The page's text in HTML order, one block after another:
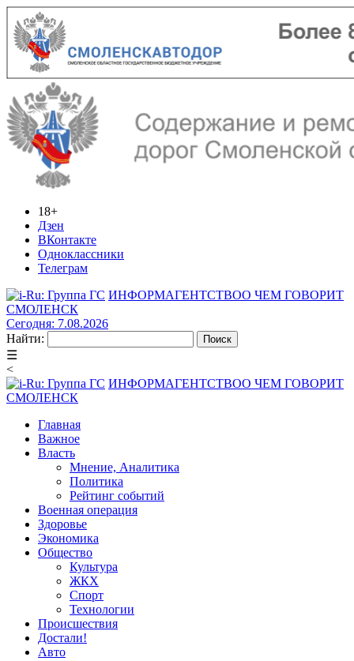
18+
Дзен
ВКонтакте
Одноклассники
Телеграм
ИНФОРМАГЕНТСТВОО ЧЕМ ГОВОРИТ
СМОЛЕНСК
Сегодня: 7.08.2026
Найти:
☰
<
ИНФОРМАГЕНТСТВОО ЧЕМ ГОВОРИТ
СМОЛЕНСК
Главная
Важное
Власть
Мнение, Аналитика
Политика
Рейтинг событий
Военная операция
Здоровье
Экономика
Общество
Культура
ЖКХ
Спорт
Технологии
Происшествия
Достали!
Авто